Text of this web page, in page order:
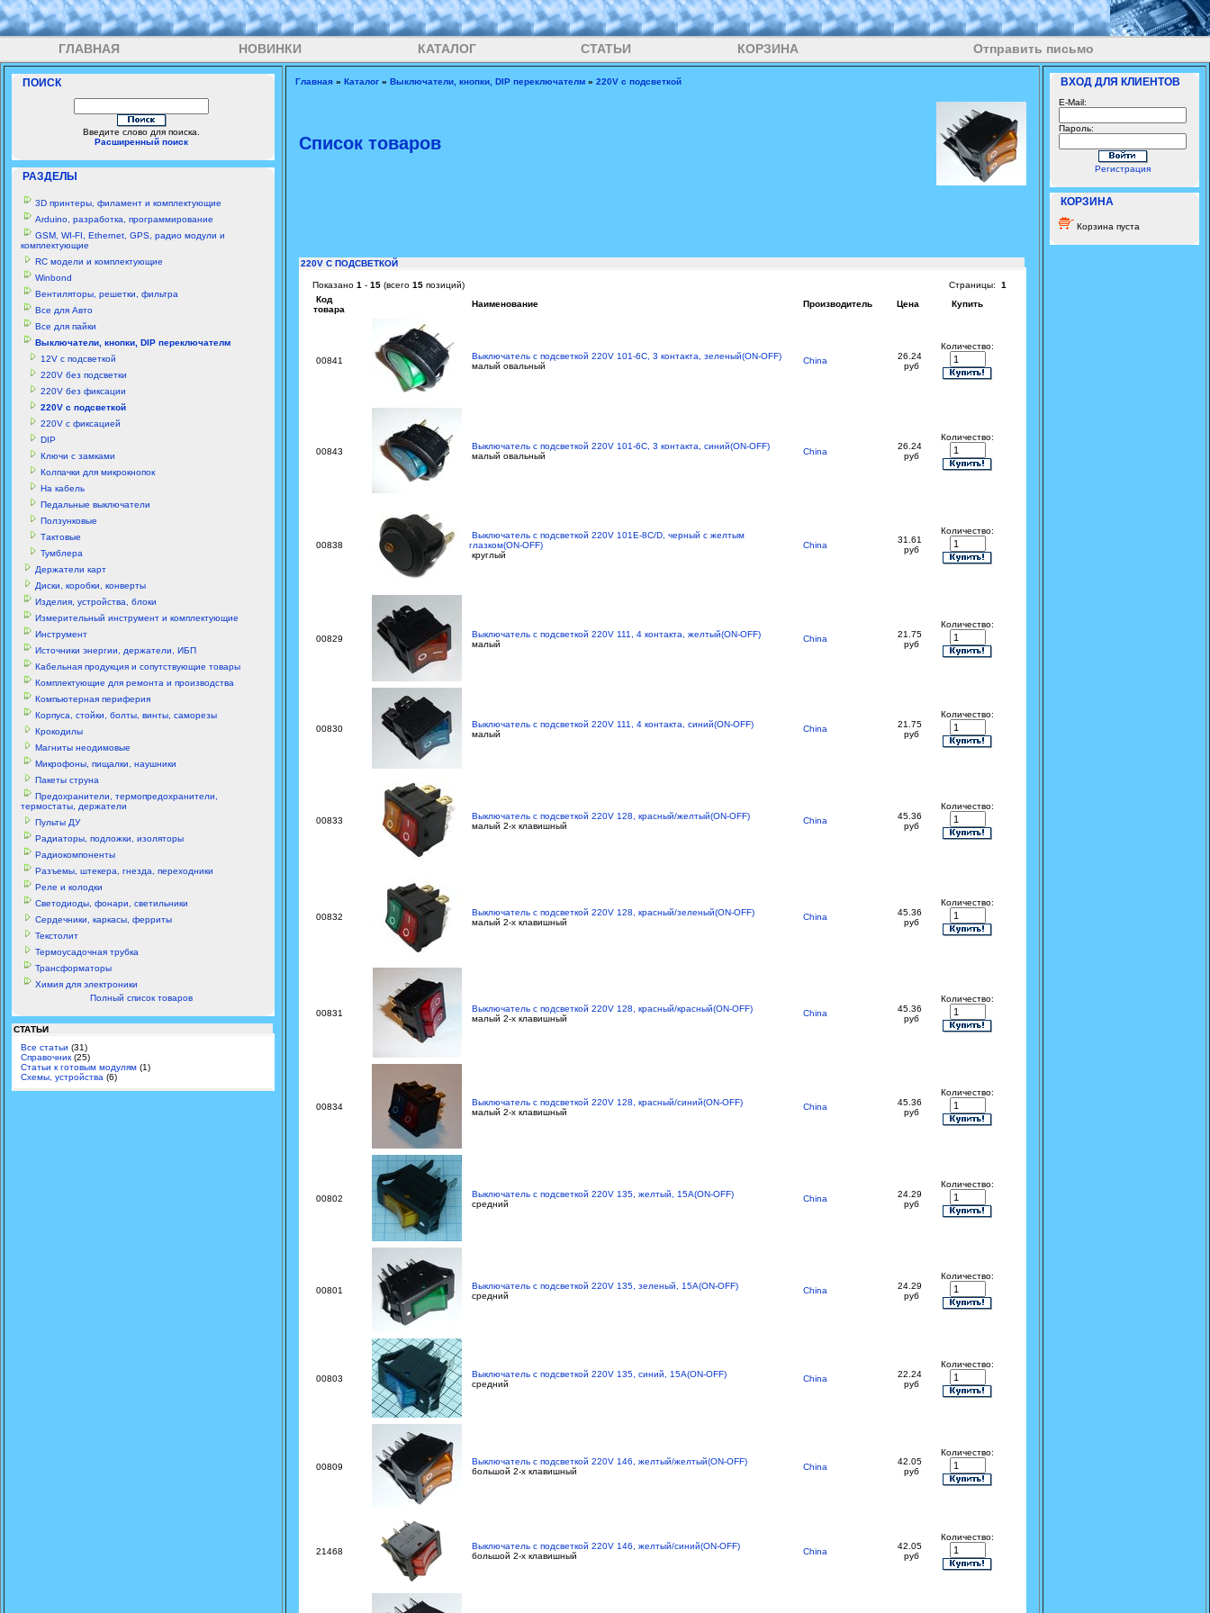
ГЛАВНАЯ НОВИНКИ КАТАЛОГ СТАТЬИ КОРЗИНА Отправить письмо
ПОИСК
Введите слово для поиска.
Расширенный поиск
РАЗДЕЛЫ
3D принтеры, филамент и комплектующие
Arduino, разработка, программирование
GSM, WI-FI, Ethernet, GPS, радио модули и
комплектующие
RC модели и комплектующие
Winbond
Вентиляторы, решетки, фильтра
Все для Авто
Все для пайки
Выключатели, кнопки, DIP переключателм
12V с подсветкой
220V без подсветки
220V без фиксации
220V с подсветкой
220V с фиксацией
DIP
Ключи с замками
Колпачки для микрокнопок
На кабель
Педальные выключатели
Ползунковые
Тактовые
Тумблера
Держатели карт
Диски, коробки, конверты
Изделия, устройства, блоки
Измерительный инструмент и комплектующие
Инструмент
Источники энергии, держатели, ИБП
Кабельная продукция и сопутствующие товары
Комплектующие для ремонта и производства
Компьютерная периферия
Корпуса, стойки, болты, винты, саморезы
Крокодилы
Магниты неодимовые
Микрофоны, пищалки, наушники
Пакеты струна
Предохранители, термопредохранители,
термостаты, держатели
Пульты ДУ
Радиаторы, подложки, изоляторы
Радиокомпоненты
Разъемы, штекера, гнезда, переходники
Реле и колодки
Светодиоды, фонари, светильники
Сердечники, каркасы, ферриты
Текстолит
Термоусадочная трубка
Трансформаторы
Химия для электроники
Полный список товаров
СТАТЬИ
Все статьи (31)
Справочник (25)
Статьи к готовым модулям (1)
Схемы, устройства (6)
Главная » Каталог » Выключатели, кнопки, DIP переключателм » 220V с подсветкой
Список товаров
220V С ПОДСВЕТКОЙ
Показано 1 - 15 (всего 15 позиций) Страницы: 1
Код
товара
Наименование Производитель Цена Купить
00841
Выключатель с подсветкой 220V 101-6C, 3 контакта, зеленый(ON-OFF)
малый овальный
China
26.24
руб
Количество:
00843
Выключатель с подсветкой 220V 101-6C, 3 контакта, синий(ON-OFF)
малый овальный
China
26.24
руб
Количество:
00838
Выключатель с подсветкой 220V 101E-8C/D, черный с желтым
глазком(ON-OFF)
круглый
China
31.61
руб
Количество:
00829
Выключатель с подсветкой 220V 111, 4 контакта, желтый(ON-OFF)
малый
China
21.75
руб
Количество:
00830
Выключатель с подсветкой 220V 111, 4 контакта, синий(ON-OFF)
малый
China
21.75
руб
Количество:
00833
Выключатель с подсветкой 220V 128, красный/желтый(ON-OFF)
малый 2-х клавишный
China
45.36
руб
Количество:
00832
Выключатель с подсветкой 220V 128, красный/зеленый(ON-OFF)
малый 2-х клавишный
China
45.36
руб
Количество:
00831
Выключатель с подсветкой 220V 128, красный/красный(ON-OFF)
малый 2-х клавишный
China
45.36
руб
Количество:
00834
Выключатель с подсветкой 220V 128, красный/синий(ON-OFF)
малый 2-х клавишный
China
45.36
руб
Количество:
00802
Выключатель с подсветкой 220V 135, желтый, 15A(ON-OFF)
средний
China
24.29
руб
Количество:
00801
Выключатель с подсветкой 220V 135, зеленый, 15A(ON-OFF)
средний
China
24.29
руб
Количество:
00803
Выключатель с подсветкой 220V 135, синий, 15A(ON-OFF)
средний
China
22.24
руб
Количество:
00809
Выключатель с подсветкой 220V 146, желтый/желтый(ON-OFF)
большой 2-х клавишный
China
42.05
руб
Количество:
21468
Выключатель с подсветкой 220V 146, желтый/синий(ON-OFF)
большой 2-х клавишный
China
42.05
руб
Количество:
ВХОД ДЛЯ КЛИЕНТОВ
E-Mail:
Пароль:
Регистрация
КОРЗИНА
Корзина пуста